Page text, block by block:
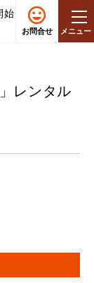
お問合せ メニュー
レンタル